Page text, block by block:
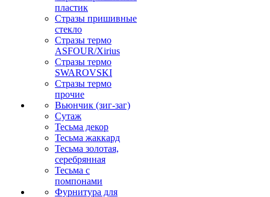
пластик
Стразы пришивные
стекло
Стразы термо
ASFOUR/Xirius
Стразы термо
SWAROVSKI
Стразы термо
прочие
Вьюнчик (зиг-заг)
Сутаж
Тесьма декор
Тесьма жаккард
Тесьма золотая,
серебрянная
Тесьма с
помпонами
Фурнитура для